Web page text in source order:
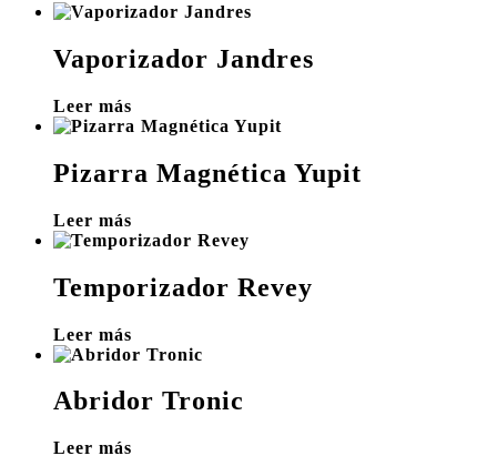
Vaporizador Jandres
Leer más
Pizarra Magnética Yupit
Leer más
Temporizador Revey
Leer más
Abridor Tronic
Leer más